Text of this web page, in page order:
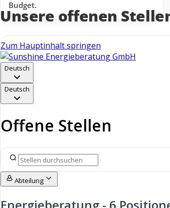
Budget.
Unsere offenen